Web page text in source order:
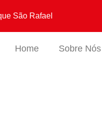
São Rafael
Home Sobre Nós